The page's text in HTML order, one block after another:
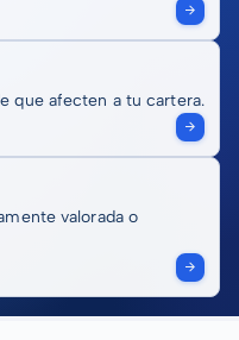
que afecten a tu cartera.
valorada o